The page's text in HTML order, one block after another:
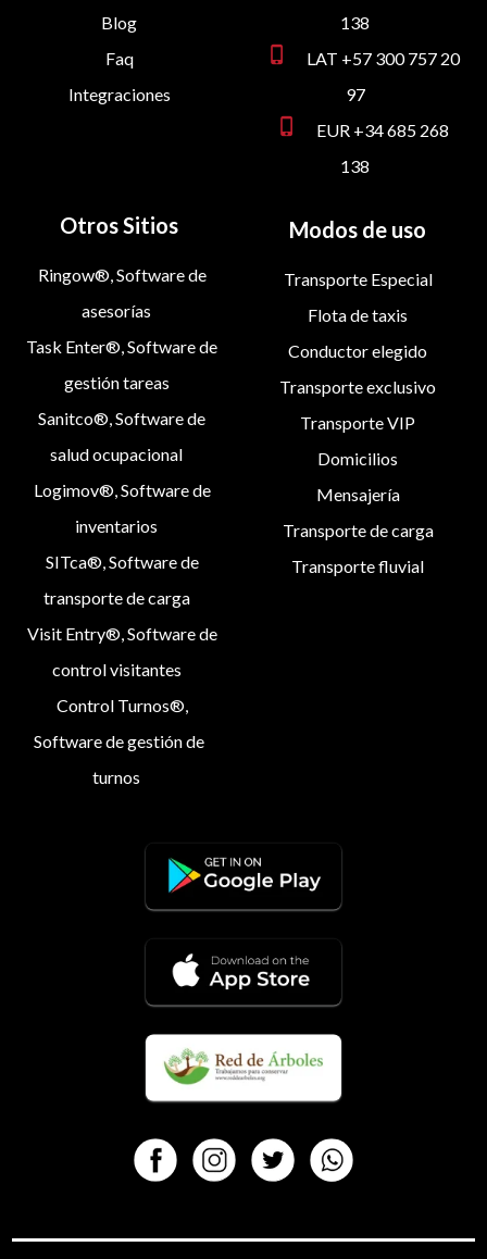
138
phone_iphone
LAT +57 300 757 20
97
phone_iphone
EUR +34 685 268
138
Blog
Faq
Integraciones
Modos de uso
Transporte Especial
Flota de taxis
Conductor elegido
Transporte exclusivo
Transporte VIP
Domicilios
Mensajería
Transporte de carga
Transporte fluvial
Otros Sitios
Ringow®, Software de
asesorías
Task Enter®, Software de
gestión tareas
Sanitco®, Software de
salud ocupacional
Logimov®, Software de
inventarios
SITca®, Software de
transporte de carga
Visit Entry®, Software de
control visitantes
Control Turnos®,
Software de gestión de
turnos